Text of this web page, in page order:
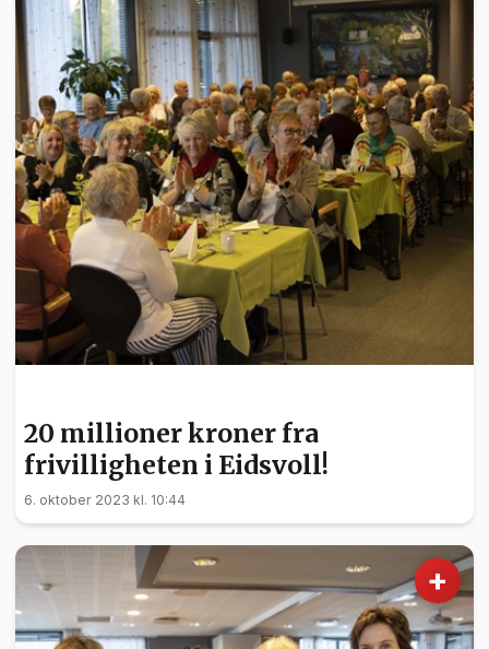
20 millioner kroner fra
frivilligheten i Eidsvoll!
6. oktober 2023 kl. 10:44
+